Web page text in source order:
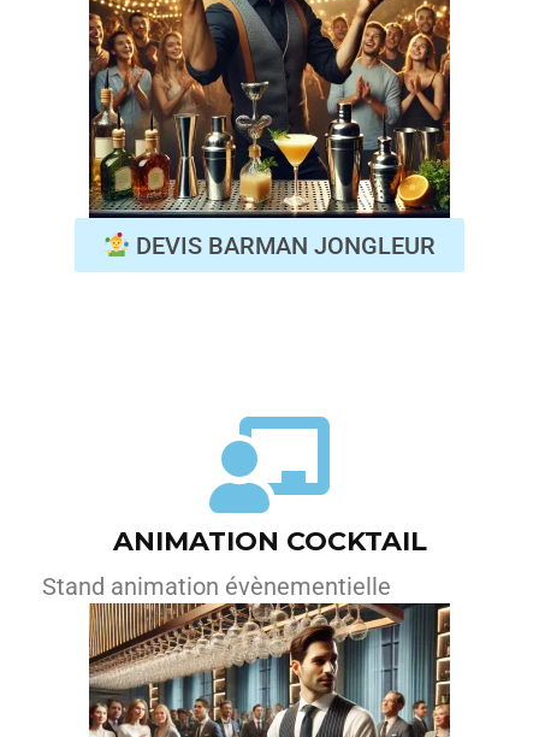
DEVIS BARMAN JONGLEUR
ANIMATION COCKTAIL
Stand animation évènementielle